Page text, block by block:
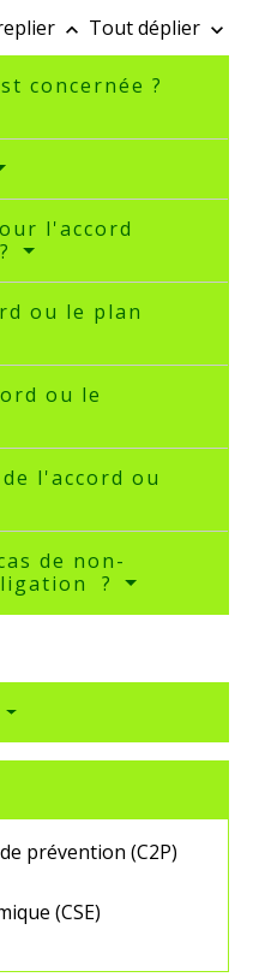
keyboard_arrow_up Tout déplier keyboard_arrow_down
concernée ?
l'accord
ou le plan
ou le
l'accord ou
de non-
?
prévention (C2P)
(CSE)